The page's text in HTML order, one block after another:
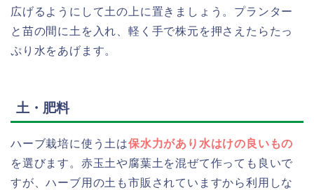
広げるようにして土の上に置きましょう。プランター
と苗の間に土を入れ、軽く手で株元を押さえたらたっ
ぷり水をあげます。
土・肥料
ハーブ栽培に使う土は保水力があり水はけの良いもの
を選びます。赤玉土や腐葉土を混ぜて作っても良いで
すが、ハーブ用の土も市販されていますから利用しな